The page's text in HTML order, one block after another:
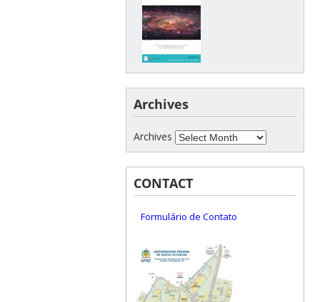
Archives
Archives
CONTACT
Formulário de Contato